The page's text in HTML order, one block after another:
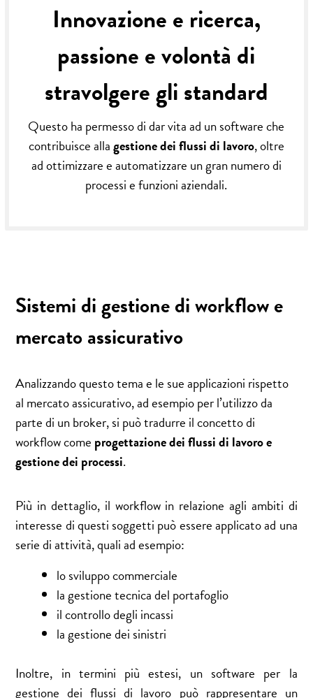
Innovazione e ricerca,
passione e volontà di
stravolgere gli standard
Questo ha permesso di dar vita ad un software che
contribuisce allagestione dei flussi di lavoro, oltre
ad ottimizzare e automatizzare un gran numero di
processi e funzioni aziendali.
Sistemi di gestione di workflow e
mercato assicurativo
Analizzando questo tema e le sue applicazioni rispetto
al mercato assicurativo, ad esempio per l’utilizzo da
parte di un broker, si può tradurre il concetto di
workflow come progettazione dei flussi di lavoro e
gestione dei processi.
Più in dettaglio, il workflow in relazione agli ambiti di
interesse di questi soggetti può essere applicato ad una
serie di attività, quali ad esempio:
lo sviluppo commerciale
la gestione tecnica del portafoglio
il controllo degli incassi
la gestione dei sinistri
Inoltre, in termini più estesi, un software per la
gestione dei flussi di lavoro può rappresentare un